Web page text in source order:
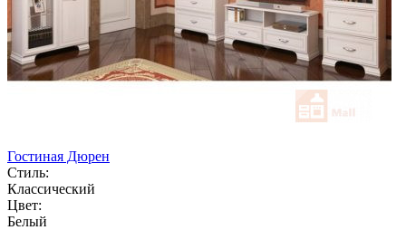
Гостиная Дюрен
Стиль:
Классический
Цвет:
Белый